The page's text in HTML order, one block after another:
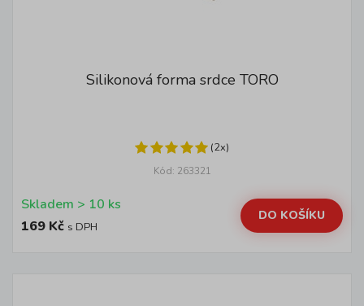
Silikonová forma srdce TORO
(2x)
Kód: 263321
Skladem > 10 ks
169 Kč s DPH
DO KOŠÍKU